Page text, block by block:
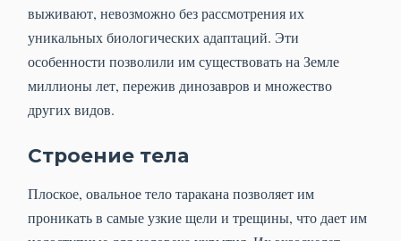
выживают, невозможно без рассмотрения их
уникальных биологических адаптаций. Эти
особенности позволили им существовать на Земле
миллионы лет, пережив динозавров и множество
других видов.
Строение тела
Плоское, овальное тело таракана позволяет им
проникать в самые узкие щели и трещины, что дает им